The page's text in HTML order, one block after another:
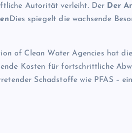
Autorität verleiht. Der Der
Dies spiegelt die wachsende
of Clean Water Agencies hat
Kosten für fortschrittliche
Schadstoffe wie PFAS –